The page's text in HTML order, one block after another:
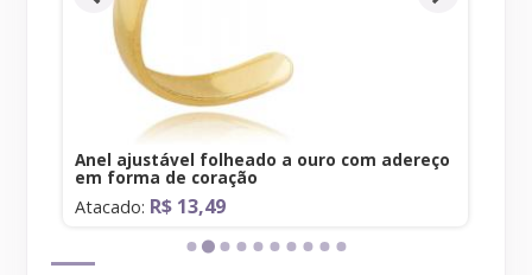
Anel ajustável folheado a ouro com adereço
em forma de coração
Atacado: R$ 13,49